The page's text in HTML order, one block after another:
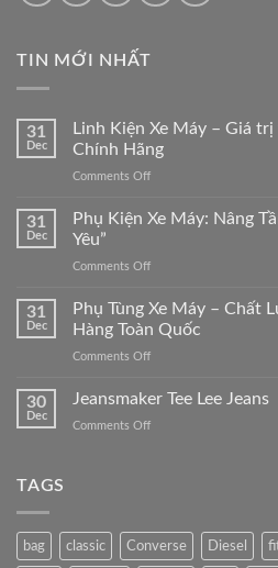
TIN MỚI NHẤT
31
Dec
Linh Kiện Xe Máy – Giá trị
Chính Hãng
Comments Offon
Kiện
–
trị
và
Phụ
31
Dec
Phụ Kiện Xe Máy: Nâng
Yêu”
Comments Offon
Kiện
Xe
Máy:
Nâng
và
31
Dec
Phụ Tùng Xe Máy – Chất
Hàng Toàn Quốc
Comments Offon
Tùng
Tốt,
Giao
30
Dec
Jeansmaker Tee Lee Jeans
Comments Offon
TAGS
bag classic Converse Diesel